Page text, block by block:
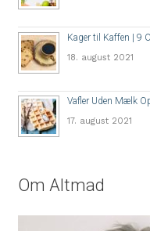
Kager til Kaffen | 9
18. august 2021
Vafler Uden Mælk
17. august 2021
Om Altmad